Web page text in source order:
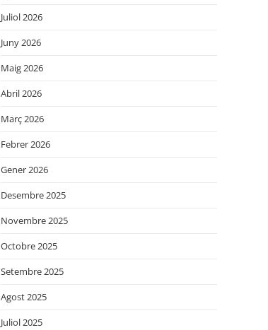
Juliol 2026
Juny 2026
Maig 2026
Abril 2026
Març 2026
Febrer 2026
Gener 2026
Desembre 2025
Novembre 2025
Octobre 2025
Setembre 2025
Agost 2025
Juliol 2025